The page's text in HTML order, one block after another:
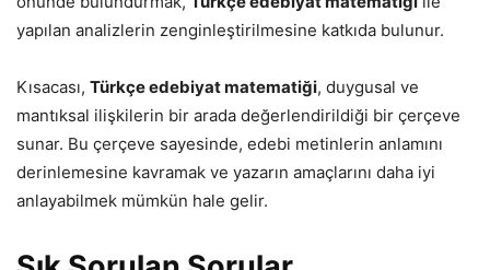
yapılan analizlerin zenginleştirilmesine katkıda bulunur.
Kısacası, Türkçe edebiyat matematiği, duygusal ve
mantıksal ilişkilerin bir arada değerlendirildiği bir çerçeve
sunar. Bu çerçeve sayesinde, edebi metinlerin anlamını
derinlemesine kavramak ve yazarın amaçlarını daha iyi
anlayabilmek mümkün hale gelir.